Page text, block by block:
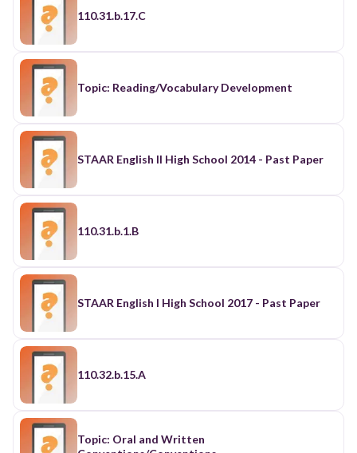
110.31.b.17.C
Topic: Reading/Vocabulary Development
STAAR English II High School 2014 - Past Paper
110.31.b.1.B
STAAR English I High School 2017 - Past Paper
110.32.b.15.A
Topic: Oral and Written